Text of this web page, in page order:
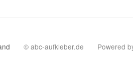
© abc-aufkleber.de Powered